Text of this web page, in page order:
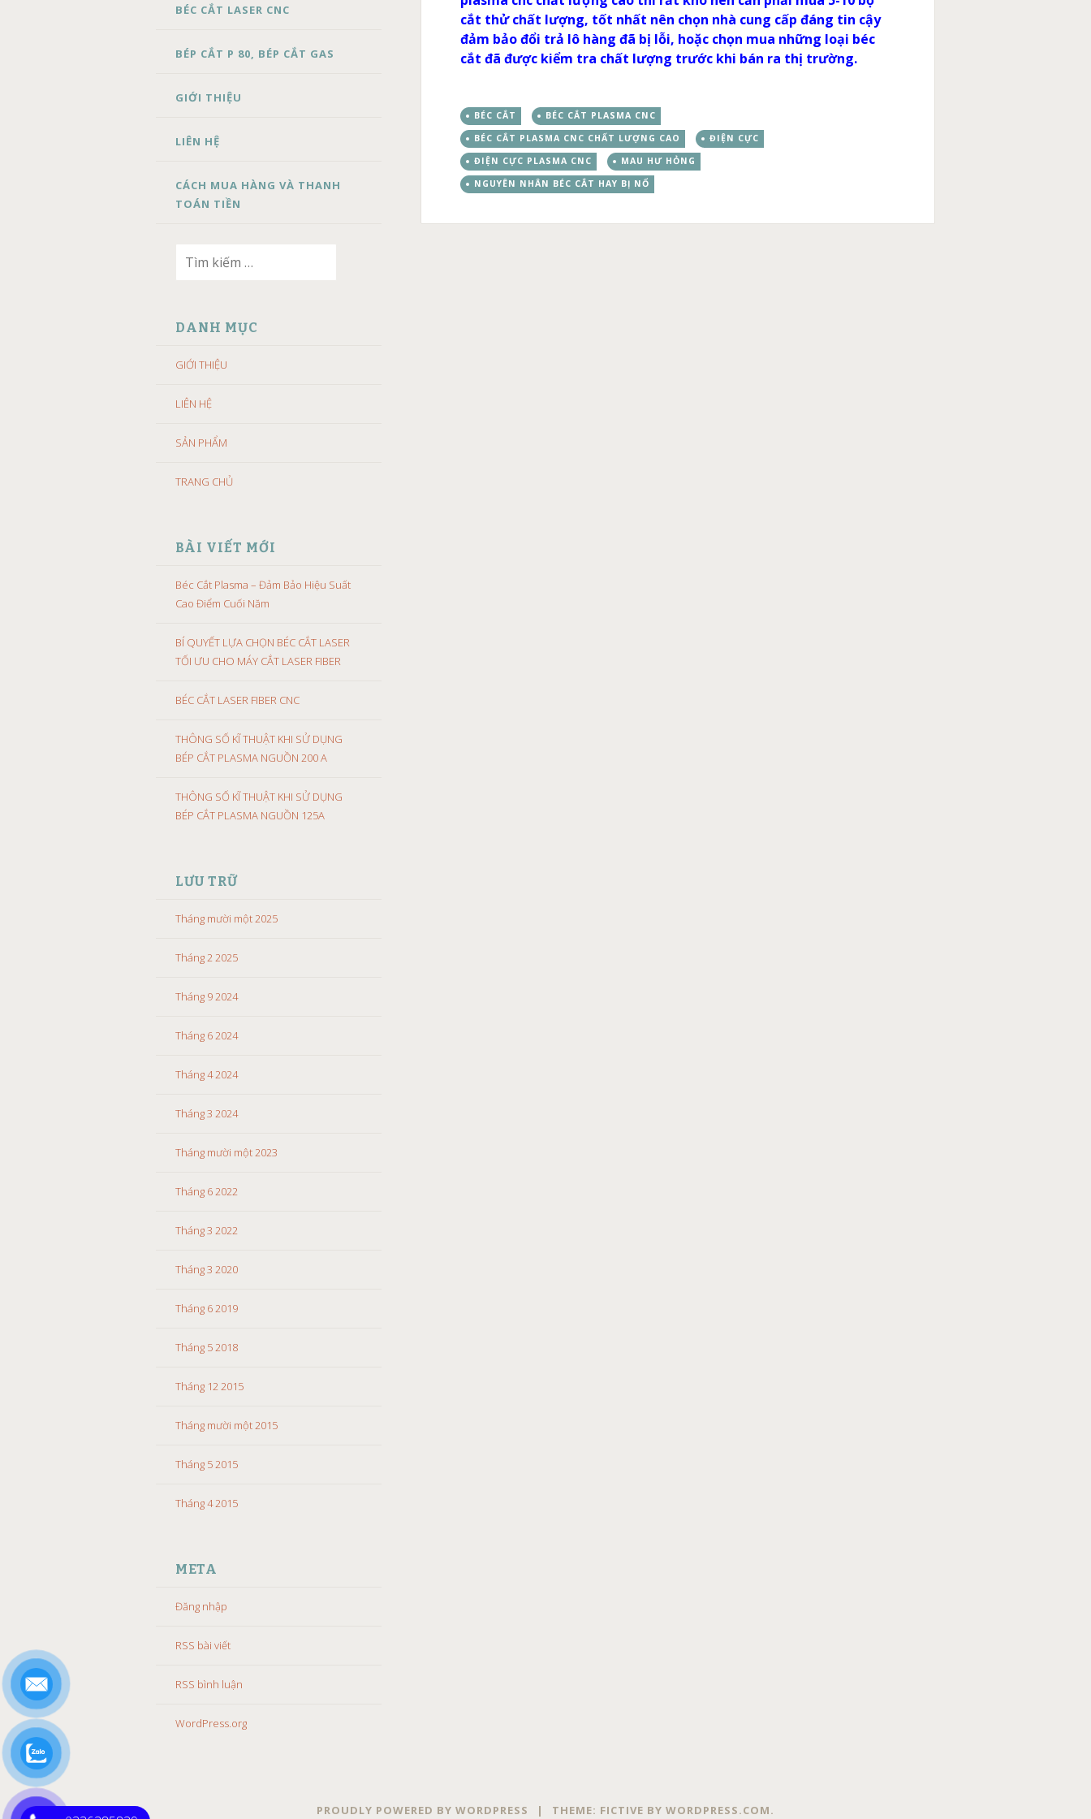
BÉC CẮT LASER CNC
BÉP CẮT P 80, BÉP CẮT GAS
GIỚI THIỆU
LIÊN HỆ
CÁCH MUA HÀNG VÀ THANH
TOÁN TIỀN
DANH MỤC
GIỚI THIỆU
LIÊN HỆ
SẢN PHẨM
TRANG CHỦ
BÀI VIẾT MỚI
Béc Cắt Plasma – Đảm Bảo Hiệu Suất
Cao Điểm Cuối Năm
BÍ QUYẾT LỰA CHỌN BÉC CẮT LASER
TỐI ƯU CHO MÁY CẮT LASER FIBER
BÉC CẮT LASER FIBER CNC
THÔNG SỐ KĨ THUẬT KHI SỬ DỤNG
BÉP CẮT PLASMA NGUỒN 200 A
THÔNG SỐ KĨ THUẬT KHI SỬ DỤNG
BÉP CẮT PLASMA NGUỒN 125A
LƯU TRỮ
Tháng mười một 2025
Tháng 2 2025
Tháng 9 2024
Tháng 6 2024
Tháng 4 2024
Tháng 3 2024
Tháng mười một 2023
Tháng 6 2022
Tháng 3 2022
Tháng 3 2020
Tháng 6 2019
Tháng 5 2018
Tháng 12 2015
Tháng mười một 2015
Tháng 5 2015
Tháng 4 2015
META
Đăng nhập
RSS bài viết
RSS bình luận
WordPress.org
cắt thử chất lượng, tốt nhất nên chọn nhà cung cấp đáng tin cậy
đảm bảo đổi trả lô hàng đã bị lỗi, hoặc chọn mua những loại béc
cắt đã được kiểm tra chất lượng trước khi bán ra thị trường.
BÉC CẮT
BÉC CẮT PLASMA CNC
BÉC CẮT PLASMA CNC CHẤT LƯỢNG CAO
ĐIỆN CỰC
ĐIỆN CỰC PLASMA CNC
MAU HƯ HỎNG
NGUYÊN NHÂN BÉC CẮT HAY BỊ NỔ
PROUDLY POWERED BY WORDPRESS | THEME: FICTIVE BY WORDPRESS.COM.